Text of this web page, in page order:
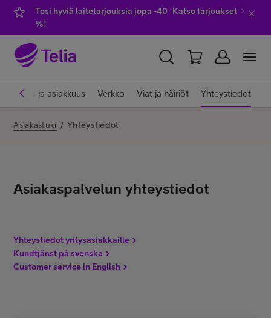
Tosi hyviä laitetarjouksia jopa -40
%!
Katso tarjoukset
YKSITYISILLE YRITYKSILLE WHOLESALE
Laitteet
TV ja viihde
Laskutus ja asiakkuus Verkko Viat ja häiriöt Yhteystiedot
Asiakastuki / Yhteystiedot
Asiakaspalvelun yhteystiedot
Yhteystiedot yritysasiakkaille
Kundtjänst på svenska
Customer service in English